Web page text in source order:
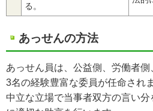
る。
あっせんの方法
あっせん員は、公益側、労働者
3名の経験豊富な委員が任命され
中立な立場で当事者双方の言い